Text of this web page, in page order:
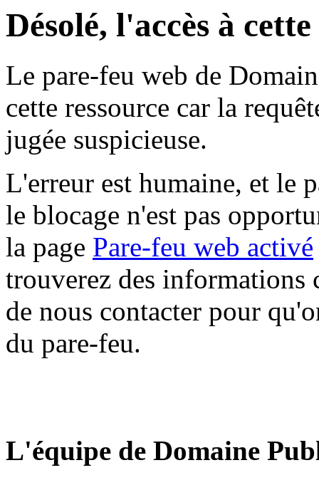
Désolé, l'accès à
Le pare-feu web de
cette ressource car la
jugée suspicieuse.
L'erreur est humaine, et le
le blocage n'est pas
la page Pare-feu web activé
trouverez des informations
de nous contacter pour
du pare-feu.
L'équipe de Domaine